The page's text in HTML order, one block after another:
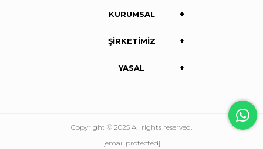
KURUMSAL
ŞİRKETİMİZ
YASAL
Copyright © 2025 All rights reserved.
[email protected]